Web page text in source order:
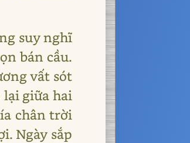
suy nghĩ
bán cầu.
vất sót
giữa hai
chân trời
Ngày sắp